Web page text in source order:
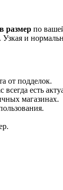
размер по
и
от подделок.
есть
магазинах.